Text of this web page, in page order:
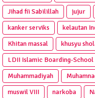
Jihad fii Sabilillah
jujur
kanker serviks
kelautan
Khitan massal
khusyu
LDII Islamic Boarding-School
Muhammadiyah
muswil VIII
narkoba